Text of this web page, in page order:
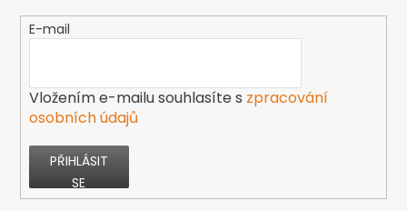
E-mail
Vložením e-mailu souhlasíte s zpracování
osobních údajů
PŘIHLÁSIT
SE